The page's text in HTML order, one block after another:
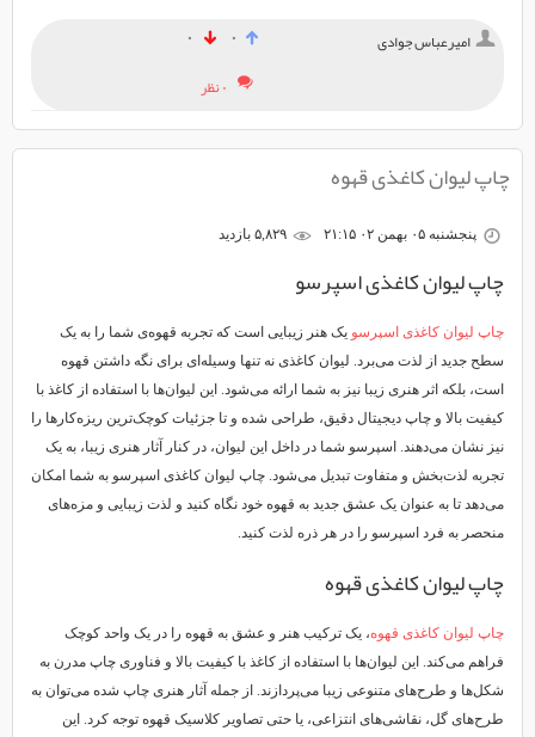
امیرعباس جوادی ۰
۰
۰ نظر
چاپ لیوان کاغذی قهوه
پنجشنبه ۰۵ بهمن ۰۲ ۲۱:۱۵
چاپ لیوان کاغذی اسپرسو
چاپ لیوان کاغذی اسپرسو یک هنر زیبایی است که تجربه قهوه‌ی شما را به یک
سطح جدید از لذت می‌برد. لیوان کاغذی نه تنها وسیله‌ای برای نگه داشتن قهوه
است، بلکه اثر هنری زیبا نیز به شما ارائه می‌شود. این لیوان‌ها با استفاده از کاغذ با
کیفیت بالا و چاپ دیجیتال دقیق، طراحی شده و تا جزئیات کوچک‌ترین ریزه‌کارها را
نیز نشان می‌دهند. اسپرسو شما در داخل این لیوان، در کنار آثار هنری زیبا، به یک
تجربه لذت‌بخش و متفاوت تبدیل می‌شود. چاپ لیوان کاغذی اسپرسو به شما امکان
می‌دهد تا به عنوان یک عشق جدید به قهوه خود نگاه کنید و لذت زیبایی و مزه‌های
منحصر به فرد اسپرسو را در هر ذره لذت کنید.
چاپ لیوان کاغذی قهوه
چاپ لیوان کاغذی قهوه، یک ترکیب هنر و عشق به قهوه را در یک واحد کوچک
فراهم می‌کند. این لیوان‌ها با استفاده از کاغذ با کیفیت بالا و فناوری چاپ مدرن به
شکل‌ها و طرح‌های متنوعی زیبا می‌پردازند. از جمله آثار هنری چاپ شده می‌توان به
طرح‌های گل، نقاشی‌های انتزاعی، یا حتی تصاویر کلاسیک قهوه توجه کرد. این